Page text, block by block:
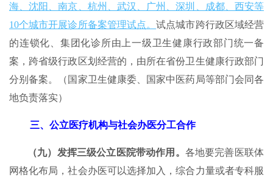
海、沈阳、南京、杭州、武汉、广州、深圳、成都、西安等
10个城市开展诊所备案管理试点。试点城市跨行政区域经营
的连锁化、集团化诊所由上一级卫生健康行政部门统一备
案，跨省级行政区划经营的，由所在省份卫生健康行政部门
分别备案。（国家卫生健康委、国家中医药局等部门会同各
地负责落实）
三、公立医疗机构与社会办医分工合作
（九）发挥三级公立医院带动作用。 各地要完善医联体
网格化布局，社会办医可以选择加入，综合力量或者专科服